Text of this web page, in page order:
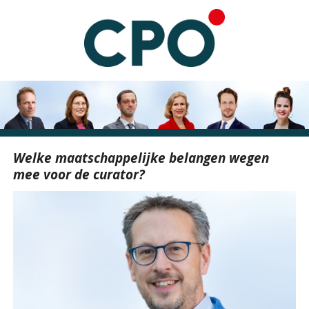
Welke maatschappelijke belangen wegen
mee voor de curator?